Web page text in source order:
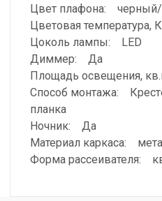
Цвет плафона:
Цветовая
Цоколь лампы: LED
Диммер: Да
Площадь освещения,
Способ монтажа:
планка
Ночник: Да
Материал каркаса:
Форма рассеивателя: